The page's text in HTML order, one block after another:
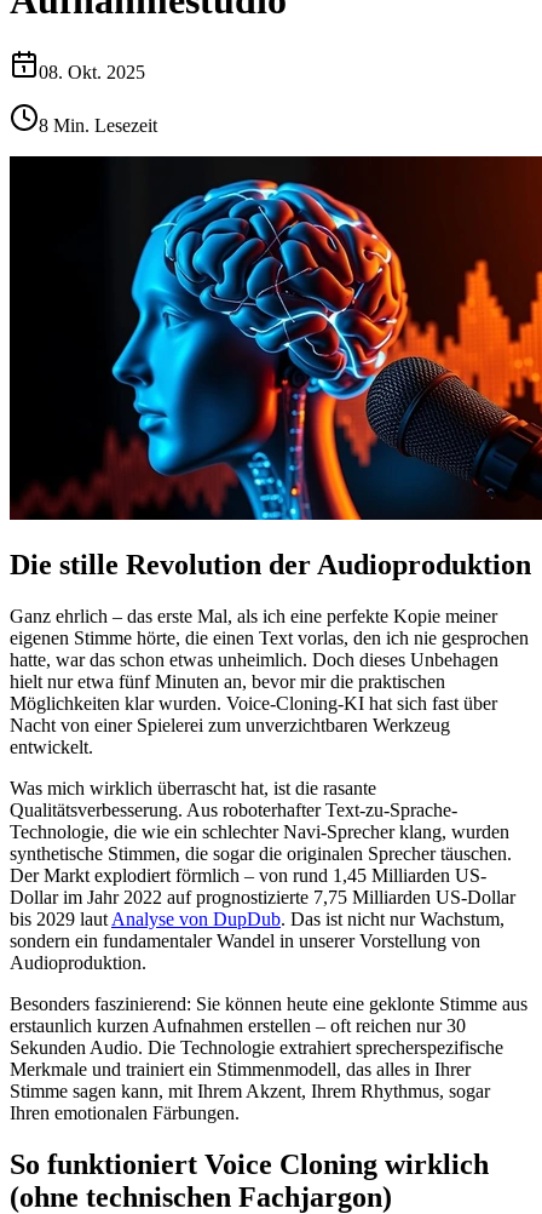
08. Okt. 2025
8 Min. Lesezeit
Die stille Revolution der Audioproduktion
Ganz ehrlich – das erste Mal, als ich eine perfekte Kopie meiner
eigenen Stimme hörte, die einen Text vorlas, den ich nie gesprochen
hatte, war das schon etwas unheimlich. Doch dieses Unbehagen
hielt nur etwa fünf Minuten an, bevor mir die praktischen
Möglichkeiten klar wurden. Voice-Cloning-KI hat sich fast über
Nacht von einer Spielerei zum unverzichtbaren Werkzeug
entwickelt.
Was mich wirklich überrascht hat, ist die rasante
Qualitätsverbesserung. Aus roboterhafter Text-zu-Sprache-
Technologie, die wie ein schlechter Navi-Sprecher klang, wurden
synthetische Stimmen, die sogar die originalen Sprecher täuschen.
Der Markt explodiert förmlich – von rund 1,45 Milliarden US-
Dollar im Jahr 2022 auf prognostizierte 7,75 Milliarden US-Dollar
bis 2029 laut Analyse von DupDub. Das ist nicht nur Wachstum,
sondern ein fundamentaler Wandel in unserer Vorstellung von
Audioproduktion.
Besonders faszinierend: Sie können heute eine geklonte Stimme aus
erstaunlich kurzen Aufnahmen erstellen – oft reichen nur 30
Sekunden Audio. Die Technologie extrahiert sprecherspezifische
Merkmale und trainiert ein Stimmenmodell, das alles in Ihrer
Stimme sagen kann, mit Ihrem Akzent, Ihrem Rhythmus, sogar
Ihren emotionalen Färbungen.
So funktioniert Voice Cloning wirklich
(ohne technischen Fachjargon)